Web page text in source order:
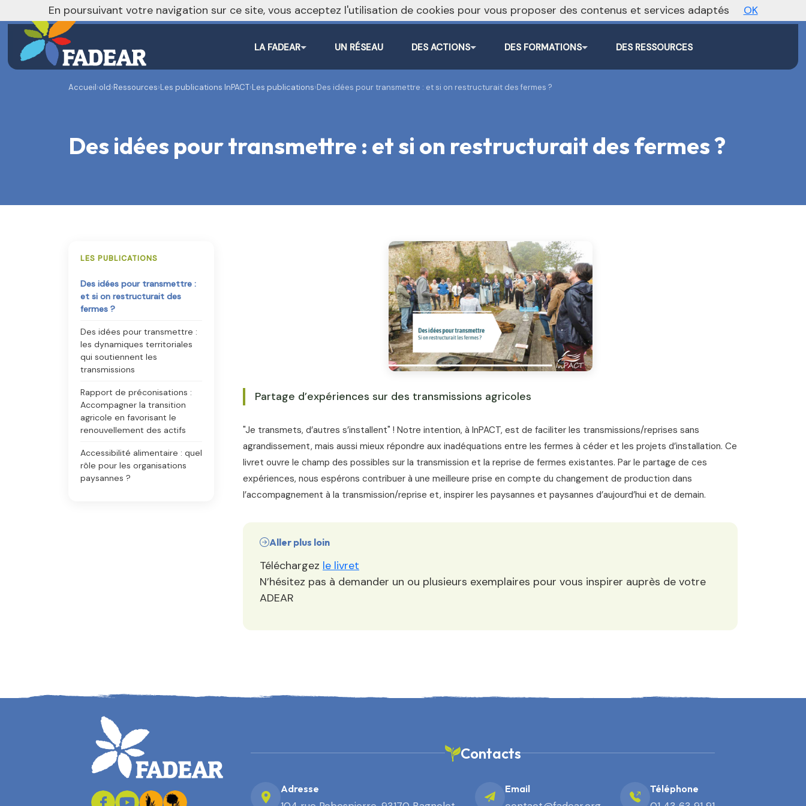
AgendaAnnoncesActualités
LA FADEAR UN RÉSEAU DES ACTIONS DES FORMATIONS DES RESSOURCES
Accueil›old›Ressources›Les publications InPACT›Les publications›Des idées pour transmettre : et si on restructurait des fermes ?
Des idées pour transmettre : et si on restructurait des fermes ?
LES PUBLICATIONS
Des idées pour transmettre :
et si on restructurait des
fermes ?
Des idées pour transmettre :
les dynamiques territoriales
qui soutiennent les
transmissions
Rapport de préconisations :
Accompagner la transition
agricole en favorisant le
renouvellement des actifs
Accessibilité alimentaire : quel
rôle pour les organisations
paysannes ?
Partage d’expériences sur des transmissions agricoles
"Je transmets, d’autres s’installent" ! Notre intention, à InPACT, est de faciliter les transmissions/reprises sans
agrandissement, mais aussi mieux répondre aux inadéquations entre les fermes à céder et les projets d’installation. Ce
livret ouvre le champ des possibles sur la transmission et la reprise de fermes existantes. Par le partage de ces
expériences, nous espérons contribuer à une meilleure prise en compte du changement de production dans
l’accompagnement à la transmission/reprise et, inspirer les paysannes et paysannes d’aujourd’hui et de demain.
Aller plus loin
Téléchargez le livret
N’hésitez pas à demander un ou plusieurs exemplaires pour vous inspirer auprès de votre
ADEAR
Contacts
Adresse Email Téléphone
En poursuivant votre navigation sur ce site, vous acceptez l'utilisation de cookies pour vous proposer des contenus et services adaptés OK